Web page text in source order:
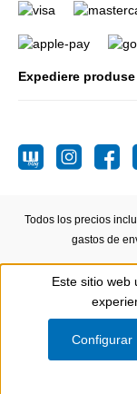
Expediere produse
Todos los precios
gastos de
Show toolbar
Este sitio web
Configurar